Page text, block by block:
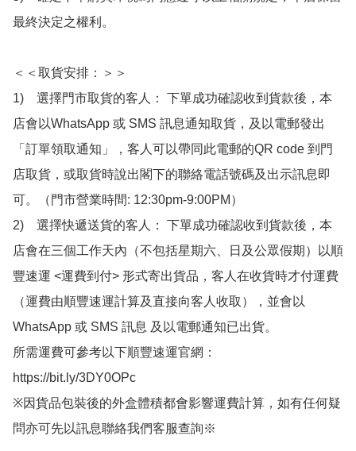
最終決定之權利。
＜＜取貨安排：＞＞
1)　選擇門市取貨的客人： 下單成功確認收到貨款後，本
店會以WhatsApp 或 SMS 訊息通知取貨，及以電郵發出
「訂單領取通知」，客人可以帶同此電郵的QR code 到門
店取貨，或取貨時說出閣下的聯絡電話號碼及出示訊息即
可。（門市營業時間: 12:30pm-9:00PM）
2)　選擇快遞送貨的客人： 下單成功確認收到貨款後，本
店會在三個工作天內（不包括星期六、日及公眾假期）以順
豐速運 <運費到付> 形式寄出貨品，客人在收貨時才付運費
（運費由順豐速運計算及直接向客人收取），並會以
WhatsApp 或 SMS 訊息 及以電郵通知已出貨。
所需運費可參考以下順豐速運官網：
https://bit.ly/3DY0OPc
※因貨品包裝後的外盒體積都會影響運費計算，如有任何疑
問亦可先以訊息聯絡我們客服查詢※